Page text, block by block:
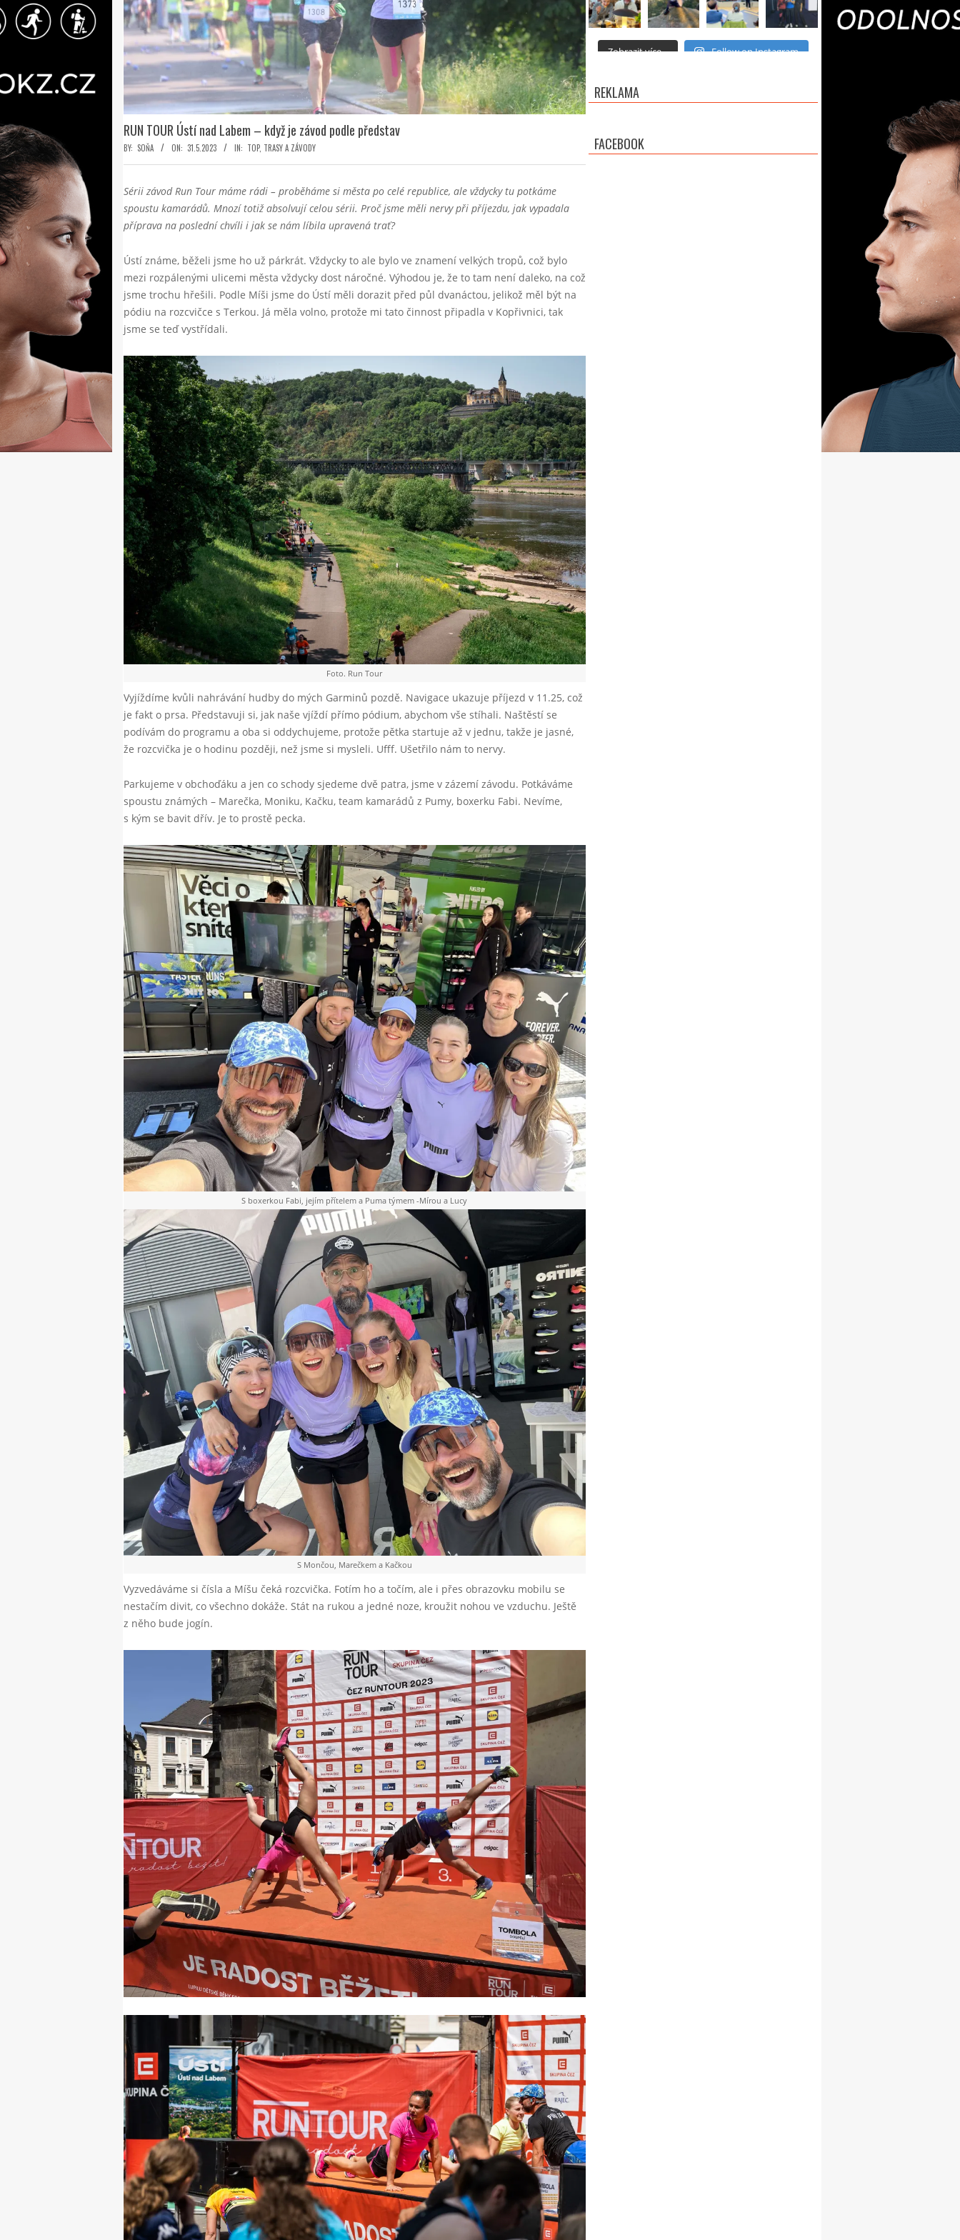
RUN TOUR Ústí nad Labem – když je závod podle představ
BY: SOŇA ON: 31.5.2023 IN: TOP, TRASY A ZÁVODY
Sérii závod Run Tour máme rádi – proběháme si města po celé republice, ale vždycky tu potkáme
spoustu kamarádů. Mnozí totiž absolvují celou sérii. Proč jsme měli nervy při příjezdu, jak vypadala
příprava na poslední chvíli i jak se nám líbila upravená trať?
Ústí známe, běželi jsme ho už párkrát. Vždycky to ale bylo ve znamení velkých tropů, což bylo
mezi rozpálenými ulicemi města vždycky dost náročné. Výhodou je, že to tam není daleko, na což
jsme trochu hřešili. Podle Míši jsme do Ústí měli dorazit před půl dvanáctou, jelikož měl být na
pódiu na rozcvičce s Terkou. Já měla volno, protože mi tato činnost připadla v Kopřivnici, tak
jsme se teď vystřídali.
Foto. Run Tour
Vyjíždíme kvůli nahrávání hudby do mých Garminů pozdě. Navigace ukazuje příjezd v 11.25, což
je fakt o prsa. Představuji si, jak naše vjíždí přímo pódium, abychom vše stíhali. Naštěstí se
podívám do programu a oba si oddychujeme, protože pětka startuje až v jednu, takže je jasné,
že rozcvička je o hodinu později, než jsme si mysleli. Ufff. Ušetřilo nám to nervy.
Parkujeme v obchoďáku a jen co schody sjedeme dvě patra, jsme v zázemí závodu. Potkáváme
spoustu známých – Marečka, Moniku, Kačku, team kamarádů z Pumy, boxerku Fabi. Nevíme,
s kým se bavit dřív. Je to prostě pecka.
S boxerkou Fabi, jejím přítelem a Puma týmem -Mírou a Lucy
S Mončou, Marečkem a Kačkou
Vyzvedáváme si čísla a Míšu čeká rozcvička. Fotím ho a točím, ale i přes obrazovku mobilu se
nestačím divit, co všechno dokáže. Stát na rukou a jedné noze, kroužit nohou ve vzduchu. Ještě
z něho bude jogín.
Zobrazit více... Follow on Instagram
REKLAMA
FACEBOOK